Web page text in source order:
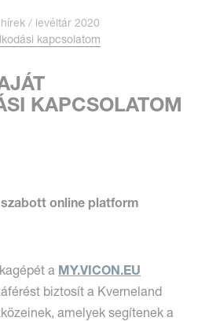
levéltár 2020
kapcsolatom
KAPCSOLATOM
online platform
a MY.VICON.EU
biztosít a Kverneland
amelyek segítenek a